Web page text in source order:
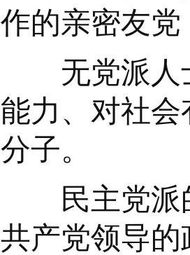
作的亲密友
无党派人士
能力、对社
分子。
民主党派的
共产党领导